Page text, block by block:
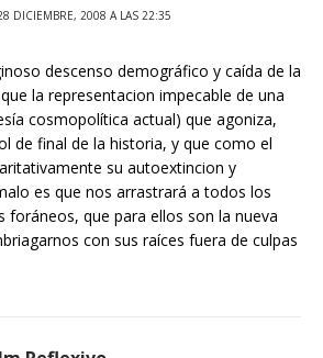
DICIEMBRE, 2008 A LAS 22:35
descenso demográfico y caída de la
la representacion impecable de una
cosmopolítica actual) que agoniza,
de final de la historia, y que como el
su autoextincion y
es que nos arrastrará a todos los
foráneos, que para ellos son la nueva
con sus raíces fuera de culpas